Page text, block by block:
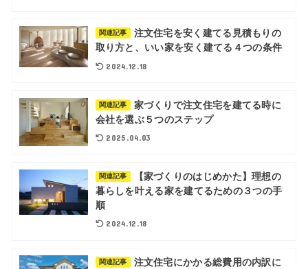
関連記事
注文住宅を安く建てる見積もりの
取り方と、いい家を安く建てる４つの条件
2024.12.18
関連記事
家づくりで注文住宅を建てる時に
会社を選ぶ５つのステップ
2025.04.03
関連記事
【家づくりのはじめかた】理想の
暮らしを叶える家を建てるための３つの手
順
2024.12.18
関連記事
注文住宅にかかる総費用の内訳に